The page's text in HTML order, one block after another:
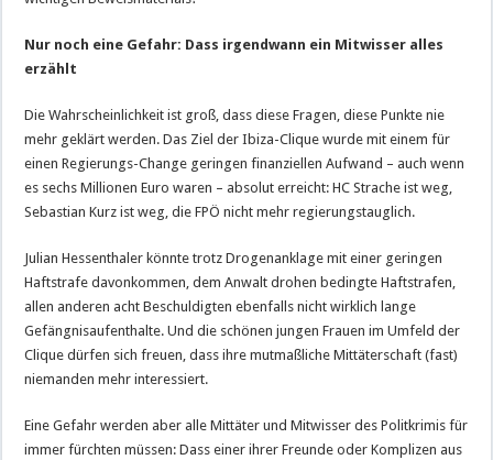
Nur noch eine Gefahr: Dass irgendwann ein Mitwisser alles
erzählt
Die Wahrscheinlichkeit ist groß, dass diese Fragen, diese Punkte nie
mehr geklärt werden. Das Ziel der Ibiza-Clique wurde mit einem für
einen Regierungs-Change geringen finanziellen Aufwand – auch wenn
es sechs Millionen Euro waren – absolut erreicht: HC Strache ist weg,
Sebastian Kurz ist weg, die FPÖ nicht mehr regierungstauglich.
Julian Hessenthaler könnte trotz Drogenanklage mit einer geringen
Haftstrafe davonkommen, dem Anwalt drohen bedingte Haftstrafen,
allen anderen acht Beschuldigten ebenfalls nicht wirklich lange
Gefängnisaufenthalte. Und die schönen jungen Frauen im Umfeld der
Clique dürfen sich freuen, dass ihre mutmaßliche Mittäterschaft (fast)
niemanden mehr interessiert.
Eine Gefahr werden aber alle Mittäter und Mitwisser des Politkrimis für
immer fürchten müssen: Dass einer ihrer Freunde oder Komplizen aus